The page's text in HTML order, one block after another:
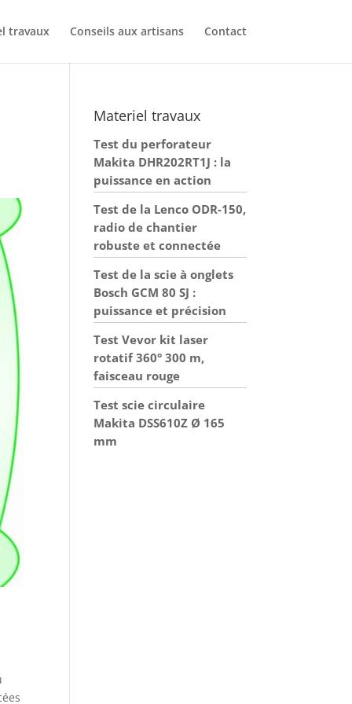
travaux Conseils aux artisans Contact
Materiel travaux
Test du perforateur
Makita DHR202RT1J : la
puissance en action
Test de la Lenco ODR-150,
radio de chantier
robuste et connectée
Test de la scie à onglets
Bosch GCM 80 SJ :
puissance et précision
Test Vevor kit laser
rotatif 360° 300 m,
faisceau rouge
Test scie circulaire
Makita DSS610Z Ø 165
mm